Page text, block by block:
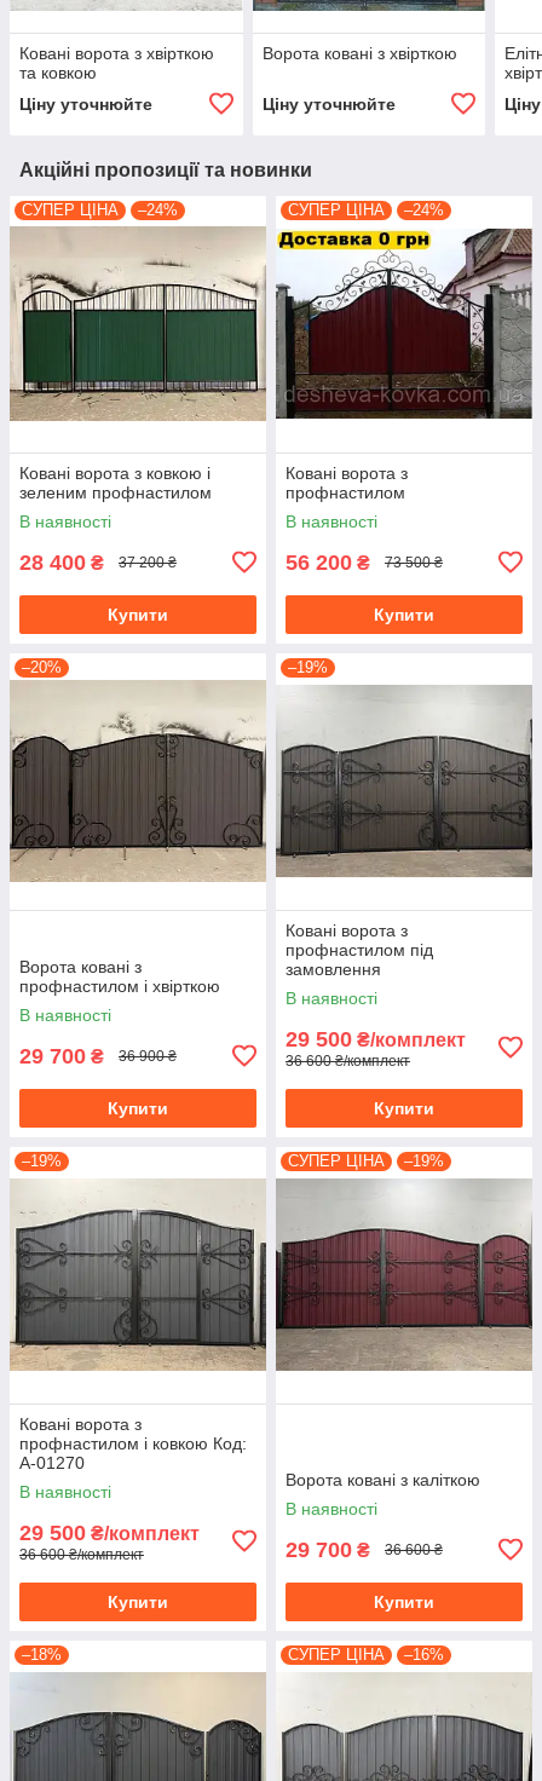
Ковані ворота з хвірткою
та ковкою
Ціну уточнюйте
Ворота ковані з хвірткою
Ціну уточнюйте
Акційні пропозиції та новинки
СУПЕР ЦІНА –24%
Ковані ворота з ковкою і
зеленим профнастилом
В наявності
28 400 ₴ 37 200 ₴
Купити
СУПЕР ЦІНА –24%
Ковані ворота з
профнастилом
В наявності
56 200 ₴ 73 500 ₴
Купити
–20%
Ворота ковані з
профнастилом і хвірткою
В наявності
29 700 ₴ 36 900 ₴
Купити
–19%
Ковані ворота з
профнастилом під
замовлення
В наявності
29 500 ₴/комплект
36 600 ₴/комплект
Купити
–19%
Ковані ворота з
профнастилом і ковкою Код:
А-01270
В наявності
29 500 ₴/комплект
36 600 ₴/комплект
Купити
СУПЕР ЦІНА –19%
Ворота ковані з каліткою
В наявності
29 700 ₴ 36 600 ₴
Купити
–18% СУПЕР ЦІНА –16%